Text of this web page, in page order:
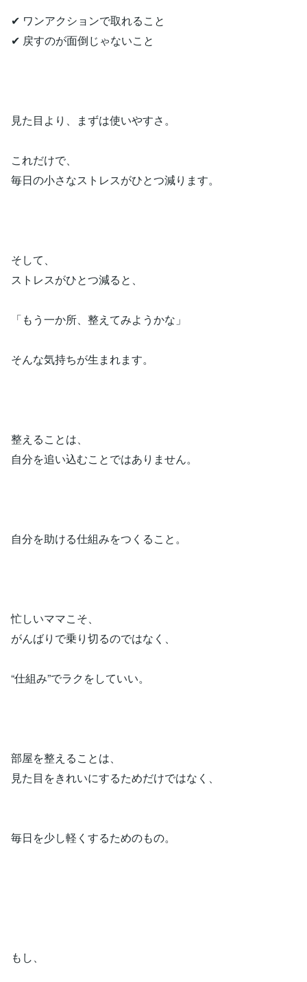
✔ ワンアクションで取れること
✔ 戻すのが面倒じゃないこと
見た目より、まずは使いやすさ。
これだけで、
毎日の小さなストレスがひとつ減ります。
そして、
ストレスがひとつ減ると、
「もう一か所、整えてみようかな」
そんな気持ちが生まれます。
整えることは、
自分を追い込むことではありません。
自分を助ける仕組みをつくること。
忙しいママこそ、
がんばりで乗り切るのではなく、
“仕組み”でラクをしていい。
部屋を整えることは、
見た目をきれいにするためだけではなく、
毎日を少し軽くするためのもの。
もし、